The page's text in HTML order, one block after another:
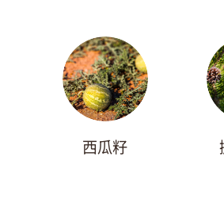
西瓜籽